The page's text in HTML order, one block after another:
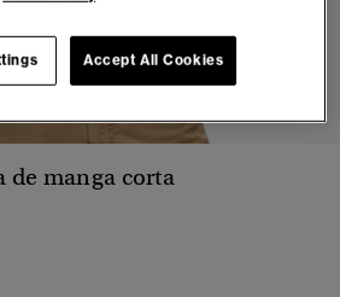
3 5
de manga corta
de
Accept All Cookies